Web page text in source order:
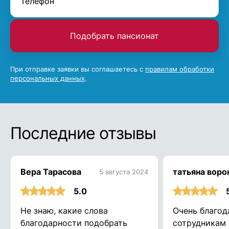
Подобрать пансионат
При отправке заявки вы соглашаетесь с правилам обработки
персональных данных.
Последние отзывы
Вера Тарасова 5 августа 2024
5.0
Не знаю, какие слова
благодарности подобрать
татьяна
Очень
сотрудникам